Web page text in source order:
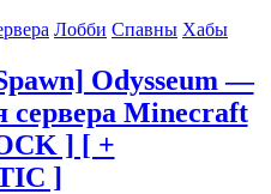
Лобби Спавны Хабы
Odysseum —
сервера Minecraft
] [ +
]